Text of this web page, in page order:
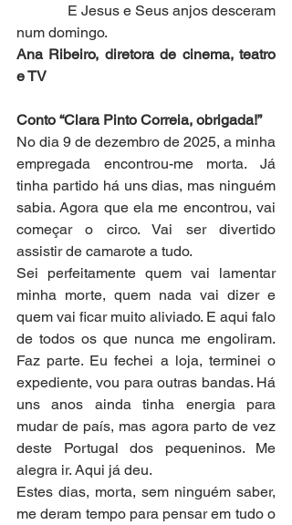
E Jesus e Seus anjos desceram
num domingo.
Ana Ribeiro, diretora de cinema, teatro
e TV
Conto “Clara Pinto Correia, obrigada!”
No dia 9 de dezembro de 2025, a minha
empregada encontrou-me morta. Já
tinha partido há uns dias, mas ninguém
sabia. Agora que ela me encontrou, vai
começar o circo. Vai ser divertido
assistir de camarote a tudo.
Sei perfeitamente quem vai lamentar
minha morte, quem nada vai dizer e
quem vai ficar muito aliviado. E aqui falo
de todos os que nunca me engoliram.
Faz parte. Eu fechei a loja, terminei o
expediente, vou para outras bandas. Há
uns anos ainda tinha energia para
mudar de país, mas agora parto de vez
deste Portugal dos pequeninos. Me
alegra ir. Aqui já deu.
Estes dias, morta, sem ninguém saber,
me deram tempo para pensar em tudo o